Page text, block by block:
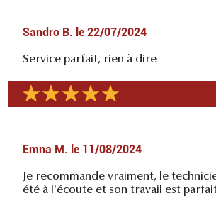
Sandro B. le 22/07/2024
Service parfait, rien à dire
Emna M. le 11/08/2024
Je recommande vraiment, le
été à l'écoute et son travail est